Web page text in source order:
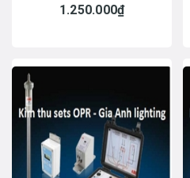
1.250.000₫